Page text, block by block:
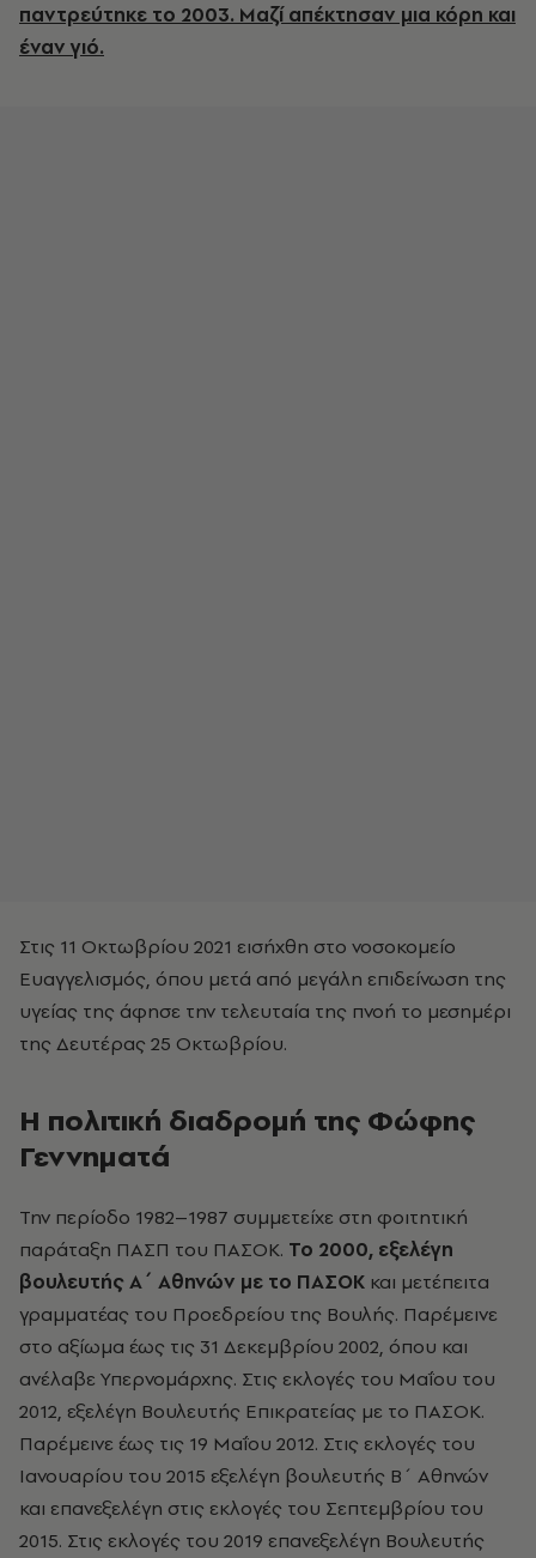
παντρεύτηκε το 2003. Μαζί απέκτησαν μια κόρη και
έναν γιό.
Στις 11 Οκτωβρίου 2021 εισήχθη στο νοσοκομείο
Ευαγγελισμός, όπου μετά από μεγάλη επιδείνωση της
υγείας της άφησε την τελευταία της πνοή το μεσημέρι
της Δευτέρας 25 Οκτωβρίου.
Η πολιτική διαδρομή της Φώφης
Γεννηματά
Την περίοδο 1982–1987 συμμετείχε στη φοιτητική
παράταξη ΠΑΣΠ του ΠΑΣΟΚ. Το 2000, εξελέγη
βουλευτής Α΄ Αθηνών με το ΠΑΣΟΚ και μετέπειτα
γραμματέας του Προεδρείου της Βουλής. Παρέμεινε
στο αξίωμα έως τις 31 Δεκεμβρίου 2002, όπου και
ανέλαβε Υπερνομάρχης. Στις εκλογές του Μαΐου του
2012, εξελέγη Βουλευτής Επικρατείας με το ΠΑΣΟΚ.
Παρέμεινε έως τις 19 Μαΐου 2012. Στις εκλογές του
Ιανουαρίου του 2015 εξελέγη βουλευτής Β΄ Αθηνών
και επανεξελέγη στις εκλογές του Σεπτεμβρίου του
2015. Στις εκλογές του 2019 επανεξελέγη Βουλευτής